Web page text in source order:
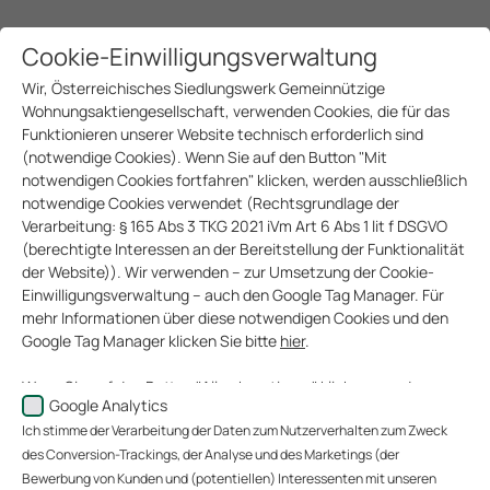
Cookie-Einwilligungsverwaltung
Wir, Österreichisches Siedlungswerk Gemeinnützige
Wohnungsaktiengesellschaft, verwenden Cookies, die für das
Funktionieren unserer Website technisch erforderlich sind
(notwendige Cookies). Wenn Sie auf den Button "Mit
notwendigen Cookies fortfahren" klicken, werden ausschließlich
notwendige Cookies verwendet (Rechtsgrundlage der
Verarbeitung: § 165 Abs 3 TKG 2021 iVm Art 6 Abs 1 lit f DSGVO
(berechtigte Interessen an der Bereitstellung der Funktionalität
der Website)). Wir verwenden – zur Umsetzung der Cookie-
Einwilligungsverwaltung – auch den Google Tag Manager. Für
mehr Informationen über diese notwendigen Cookies und den
Google Tag Manager klicken Sie bitte hier.
Wenn Sie auf den Button "Alle akzeptieren" klicken, werden
Daten zu Ihrem Nutzerverhalten zum Zweck des Conversion-
Trackings (über welche Website gelangen unsere Website-
Besucher zu uns?), der Analyse unserer Website-Besucher und
des Website-Nutzungsverhaltens sowie des Marketings
Google Analytics
Ich stimme der Verarbeitung der Daten zum Nutzerverhalten zum Zweck
des Conversion-Trackings, der Analyse und des Marketings (der
Bewerbung von Kunden und (potentiellen) Interessenten mit unseren